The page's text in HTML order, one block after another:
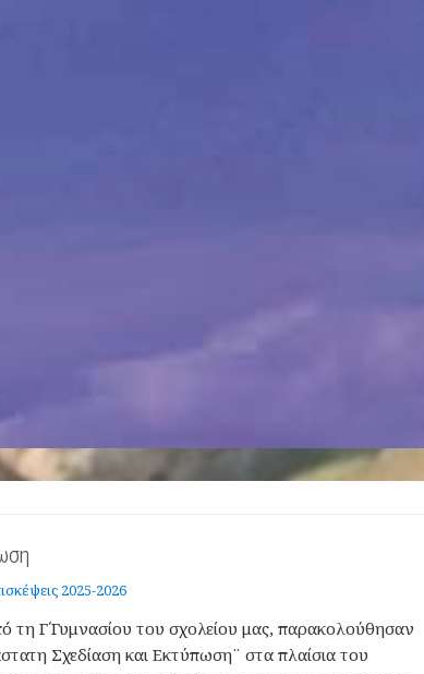
2025-2026
Γ΄Γυμνασίου του σχολείου μας, παρακολούθησαν
Σχεδίαση και Εκτύπωση¨ στα πλαίσια του